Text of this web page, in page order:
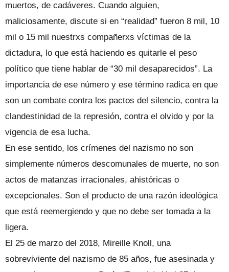
muertos, de cadáveres. Cuando alguien,
maliciosamente, discute si en “realidad” fueron 8 mil, 10
mil o 15 mil nuestrxs compañerxs víctimas de la
dictadura, lo que está haciendo es quitarle el peso
político que tiene hablar de “30 mil desaparecidos”. La
importancia de ese número y ese término radica en que
son un combate contra los pactos del silencio, contra la
clandestinidad de la represión, contra el olvido y por la
vigencia de esa lucha.
En ese sentido, los crímenes del nazismo no son
simplemente números descomunales de muerte, no son
actos de matanzas irracionales, ahistóricas o
excepcionales. Son el producto de una razón ideológica
que está reemergiendo y que no debe ser tomada a la
ligera.
El 25 de marzo del 2018, Mireille Knoll, una
sobreviviente del nazismo de 85 años, fue asesinada y